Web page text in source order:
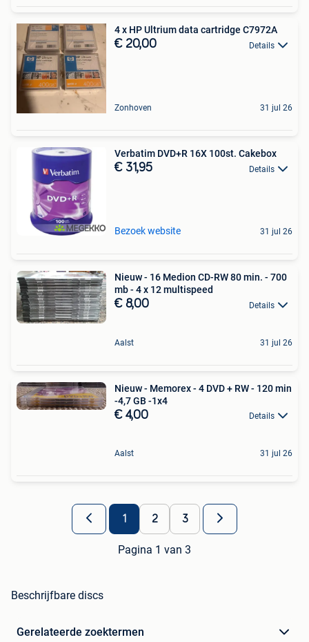
4 x HP Ultrium data cartridge C7972A
€ 20,00 Details
Zonhoven 31 jul 26
Verbatim DVD+R 16X 100st. Cakebox
€ 31,95 Details
Bezoek website 31 jul 26
Nieuw - 16 Medion CD-RW 80 min. - 700
mb - 4 x 12 multispeed
€ 8,00 Details
Aalst 31 jul 26
Nieuw - Memorex - 4 DVD + RW - 120 min
-4,7 GB -1x4
€ 4,00 Details
Aalst 31 jul 26
1 2 3
Pagina 1 van 3
Beschrijfbare discs
Gerelateerde zoektermen